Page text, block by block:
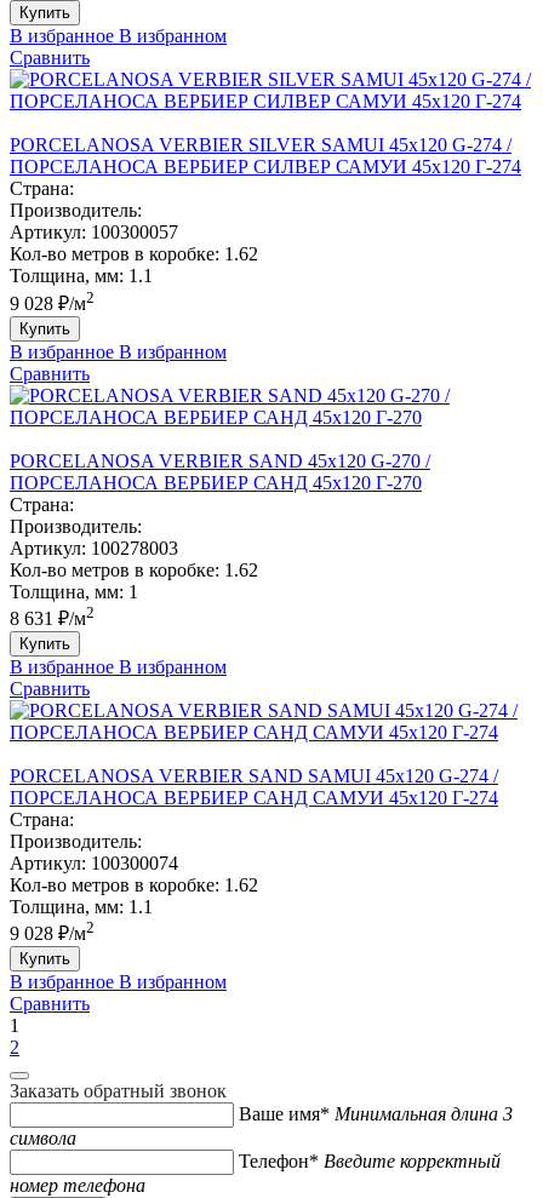
Купить
В избранное В избранном
Сравнить
PORCELANOSA VERBIER SILVER SAMUI 45х120 G-274 /
ПОРCЕЛАНОСА ВЕРБИЕР СИЛВЕР САМУИ 45х120 Г-274
Страна:
Производитель:
Артикул: 100300057
Кол-во метров в коробке: 1.62
Толщина, мм: 1.1
9 028 ₽/м2
Купить
В избранное В избранном
Сравнить
PORCELANOSA VERBIER SAND 45х120 G-270 /
ПОРCЕЛАНОСА ВЕРБИЕР САНД 45х120 Г-270
Страна:
Производитель:
Артикул: 100278003
Кол-во метров в коробке: 1.62
Толщина, мм: 1
8 631 ₽/м2
Купить
В избранное В избранном
Сравнить
PORCELANOSA VERBIER SAND SAMUI 45х120 G-274 /
ПОРCЕЛАНОСА ВЕРБИЕР САНД САМУИ 45х120 Г-274
Страна:
Производитель:
Артикул: 100300074
Кол-во метров в коробке: 1.62
Толщина, мм: 1.1
9 028 ₽/м2
Купить
В избранное В избранном
Сравнить
1
2
Заказать обратный звонок
Ваше имя* Минимальная длина 3
символа
Телефон* Введите корректный
номер телефона